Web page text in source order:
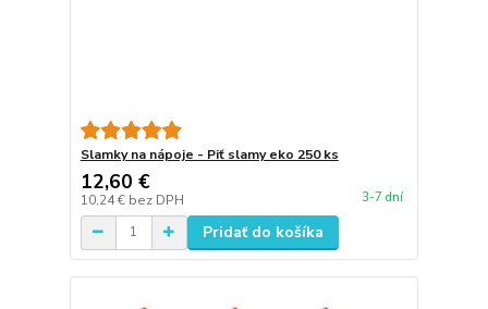
Slamky na nápoje - Piť slamy eko 250 ks
12,60 €
10,24 € bez DPH 3-7 dní
Pridať do košíka